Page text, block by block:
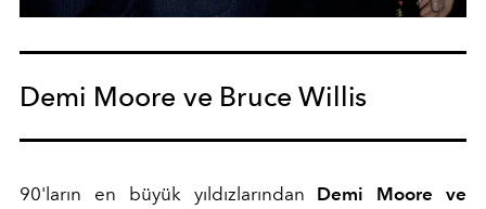
Demi Moore ve Bruce Willis
90'ların en büyük yıldızlarından Demi Moore ve